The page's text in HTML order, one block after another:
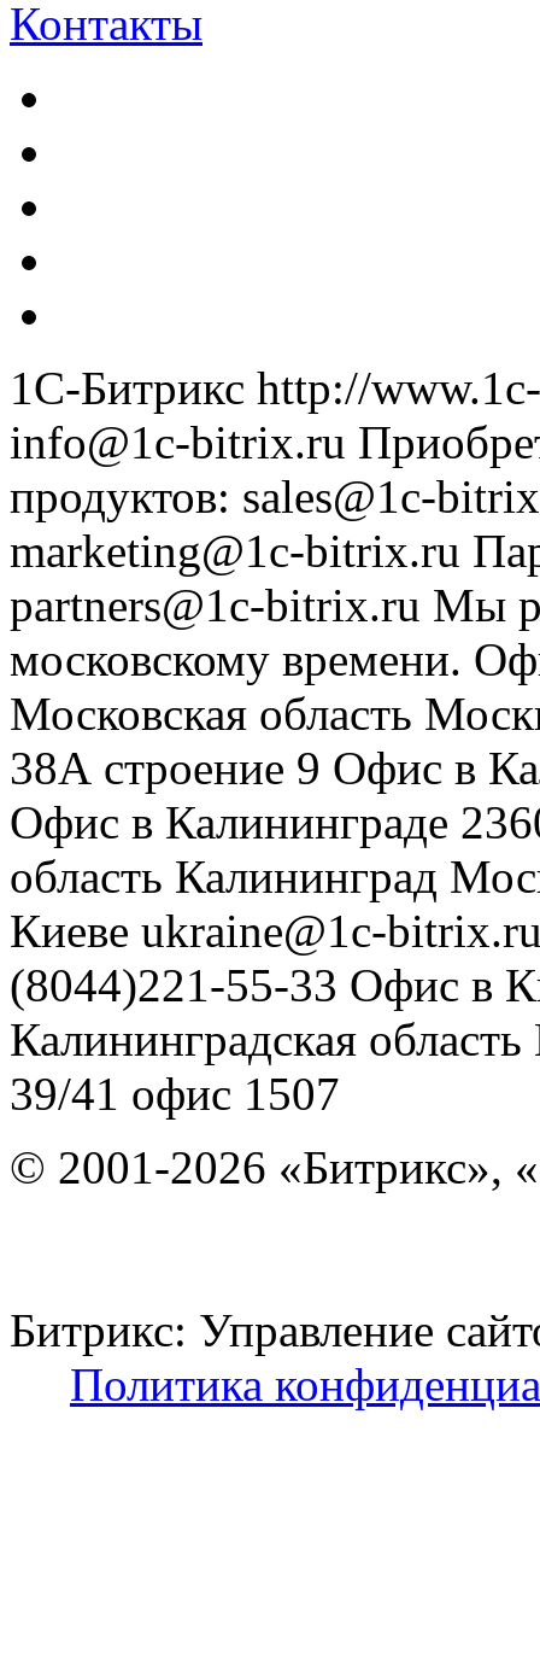
Контакты
1С-Битрикс http://
info@1c-bitrix.ru
продуктов: sales@1c-
marketing@1c-bitrix.ru
partners@1c-bitrix.ru Мы
московскому времени.
Московская область
38А строение 9 Офис в
Офис в Калининграде
область Калининград
Киеве ukraine@1c-
(8044)221-55-33 Офис в
Калининградская область
39/41 офис 1507
© 2001-2026 «Битрикс»,
Битрикс: Управление
Политика